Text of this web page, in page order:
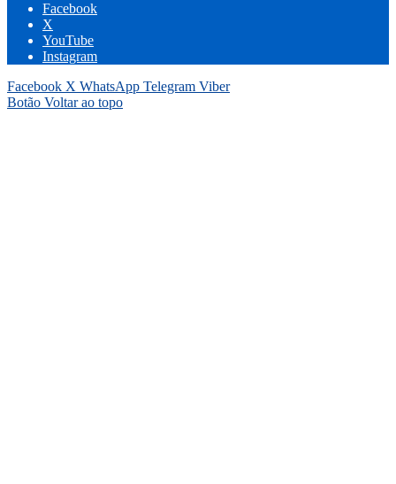
Facebook
X
YouTube
Instagram
Facebook X WhatsApp Telegram Viber
Botão Voltar ao topo